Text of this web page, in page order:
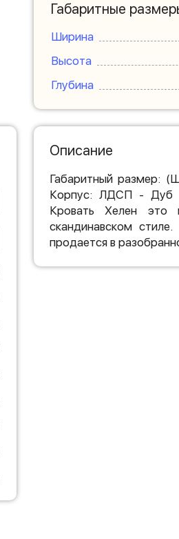
Габаритные
Ширина
Высота
Глубина
Описание
Габаритный размер:
Корпус: ЛДСП - Дуб
Кровать Хелен это
скандинавском
продается в